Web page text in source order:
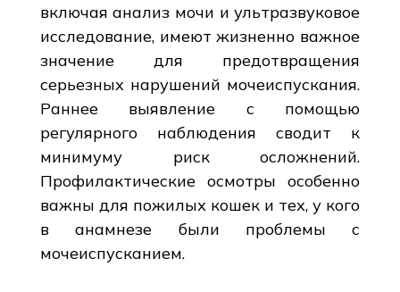
включая анализ мочи и ультразвуковое
исследование, имеют жизненно важное
значение для предотвращения
серьезных нарушений мочеиспускания.
Раннее выявление с помощью
регулярного наблюдения сводит к
минимуму риск осложнений.
Профилактические осмотры особенно
важны для пожилых кошек и тех, у кого
в анамнезе были проблемы с
мочеиспусканием.